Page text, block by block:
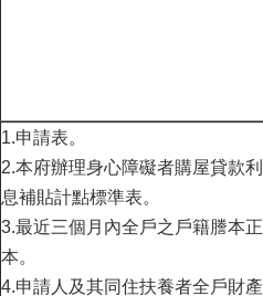
1.申請表。
2.本府辦理身心障礙者購屋貸款利
息補貼計點標準表。
3.最近三個月內全戶之戶籍謄本正
本。
4.申請人及其同住扶養者全戶財產